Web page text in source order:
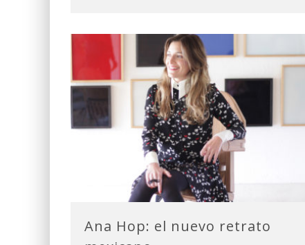
Ana Hop: el nuevo retrato